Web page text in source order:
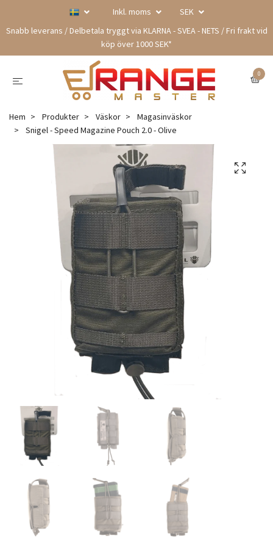
Inkl. moms
SEK
Snabb leverans / Delbetala tryggt via KLARNA - SVEA - NETS / Fri frakt vid
köp över 1000 SEK*
0
Hem Produkter Väskor
Magasinväskor
Snigel - Speed Magazine Pouch 2.0 - Olive